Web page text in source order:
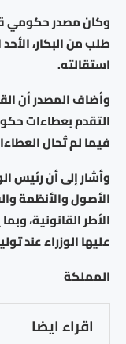
وكان مصدر حكومي
استقالته.
وأضاف المصدر أن
التقدم بعطاءات
فيما لم تُحال
وأشار إلى أن رئيس
الأصول والأنظمة
الأطر القانونية،
عليها الوزراء عند
المملكة
اقراء ايضا